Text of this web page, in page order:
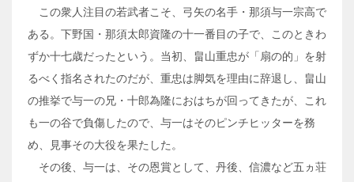
この衆人注目の若武者こそ、弓矢の名手・那須与一宗高で
ある。下野国・那須太郎資隆の十一番目の子で、このときわ
ずか十七歳だったという。当初、畠山重忠が「扇の的」を射
るべく指名されたのだが、重忠は脚気を理由に辞退し、畠山
の推挙で与一の兄・十郎為隆におはちが回ってきたが、これ
も一の谷で負傷したので、与一はそのピンチヒッターを務
め、見事その大役を果たした。
その後、与一は、その恩賞として、丹後、信濃など五ヵ荘